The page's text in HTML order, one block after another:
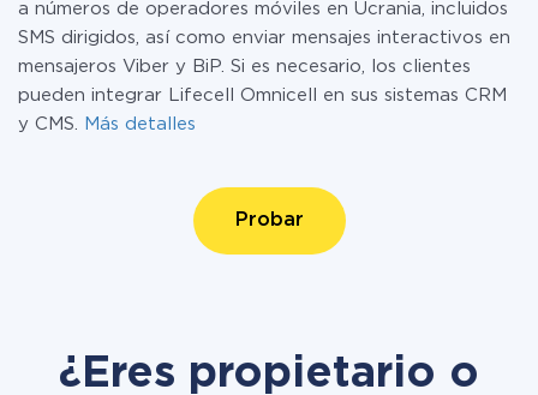
a números de operadores móviles en Ucrania, incluidos
SMS dirigidos, así como enviar mensajes interactivos en
mensajeros Viber y BiP. Si es necesario, los clientes
pueden integrar Lifecell Omnicell en sus sistemas CRM
y CMS.
Más detalles
Probar
¿Eres propietario o